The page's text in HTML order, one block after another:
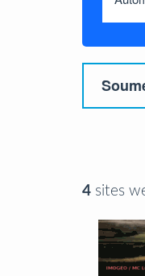
4 sites